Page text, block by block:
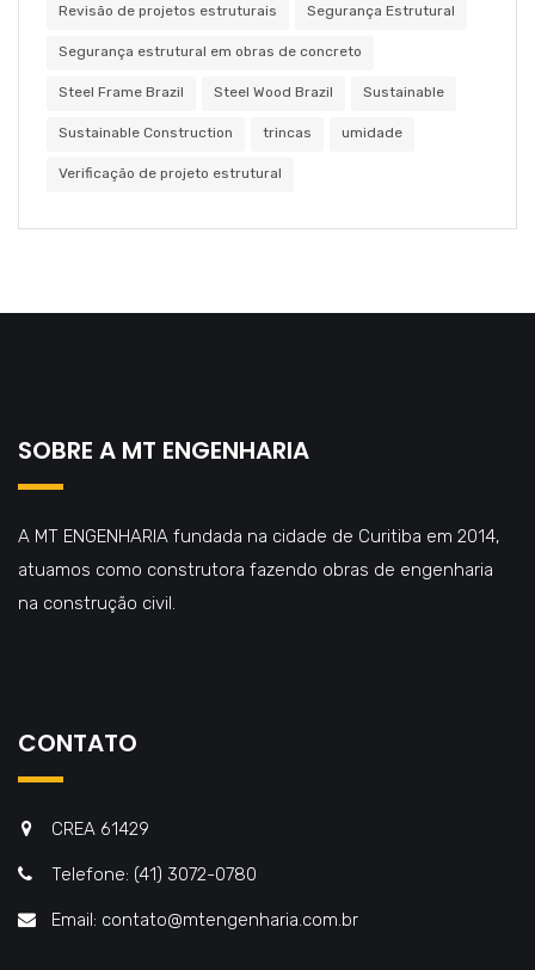
Revisão de projetos estruturais Segurança Estrutural
Segurança estrutural em obras de concreto
Steel Frame Brazil Steel Wood Brazil Sustainable
Sustainable Construction trincas umidade
Verificação de projeto estrutural
SOBRE A MT ENGENHARIA
A MT ENGENHARIA fundada na cidade de Curitiba em 2014,
atuamos como construtora fazendo obras de engenharia
na construção civil.
CONTATO
CREA 61429
Telefone: (41) 3072-0780
Email: contato@mtengenharia.com.br